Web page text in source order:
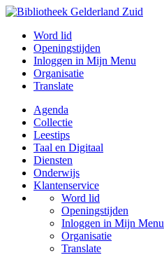
Word lid
Openingstijden
Inloggen in Mijn Menu
Organisatie
Translate
Agenda
Collectie
Leestips
Taal en Digitaal
Diensten
Onderwijs
Klantenservice
Word lid
Openingstijden
Inloggen in Mijn Menu
Organisatie
Translate